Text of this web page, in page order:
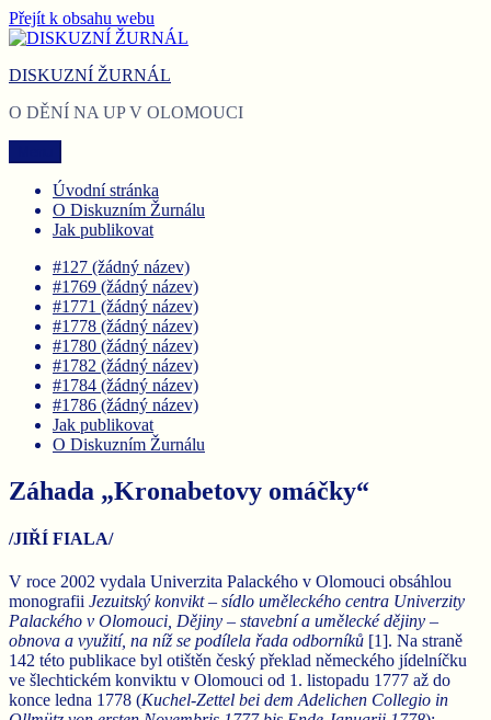
Přejít k obsahu webu
DISKUZNÍ ŽURNÁL
O DĚNÍ NA UP V OLOMOUCI
Úvodní stránka
O Diskuzním Žurnálu
Jak publikovat
#127 (žádný název)
#1769 (žádný název)
#1771 (žádný název)
#1778 (žádný název)
#1780 (žádný název)
#1782 (žádný název)
#1784 (žádný název)
#1786 (žádný název)
Jak publikovat
O Diskuzním Žurnálu
Záhada „Kronabetovy omáčky“
/JIŘÍ FIALA/
V roce 2002 vydala Univerzita Palackého v Olomouci obsáhlou
monografii Jezuitský konvikt – sídlo uměleckého centra Univerzity
Palackého v Olomouci, Dějiny – stavební a umělecké dějiny –
obnova a využití, na níž se podílela řada odborníků [1]. Na straně
142 této publikace byl otištěn český překlad německého jídelníčku
ve šlechtickém konviktu v Olomouci od 1. listopadu 1777 až do
konce ledna 1778 (Kuchel-Zettel bei dem Adelichen Collegio in